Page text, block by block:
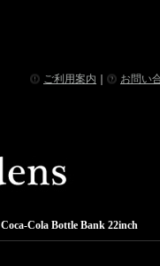
ご利用案内 お問い
Coca-Cola Bottle Bank 22inch